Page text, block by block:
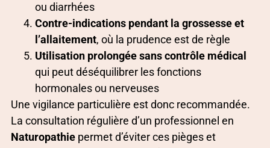
ou diarrhées
Contre-indications pendant la grossesse et
l’allaitement, où la prudence est de règle
Utilisation prolongée sans contrôle médical
qui peut déséquilibrer les fonctions
hormonales ou nerveuses
Une vigilance particulière est donc recommandée.
La consultation régulière d’un professionnel en
Naturopathie permet d’éviter ces pièges et